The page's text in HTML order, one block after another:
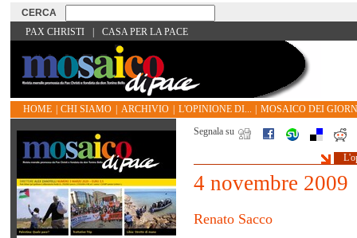
PAX CHRISTI CASA PER LA PACE
HOME CHI SIAMO ARCHIVIO L'OPINIONE DI...
MOSAICO DEI
Segnala su
4 novembre 2009
Renato Sacco